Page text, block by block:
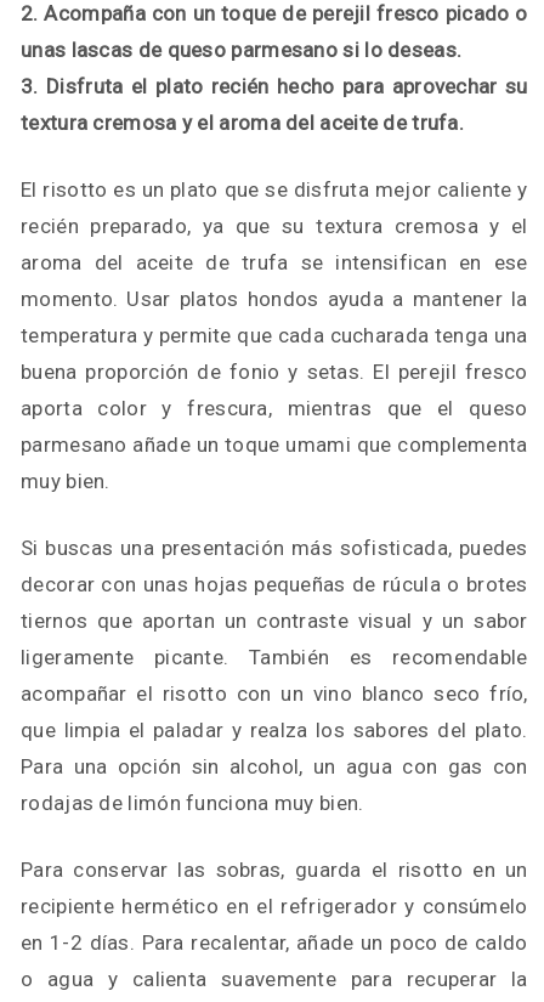
2. Acompaña con un toque de perejil fresco picado o
unas lascas de queso parmesano si lo deseas.
3. Disfruta el plato recién hecho para aprovechar su
textura cremosa y el aroma del aceite de trufa.
El risotto es un plato que se disfruta mejor caliente y
recién preparado, ya que su textura cremosa y el
aroma del aceite de trufa se intensifican en ese
momento. Usar platos hondos ayuda a mantener la
temperatura y permite que cada cucharada tenga una
buena proporción de fonio y setas. El perejil fresco
aporta color y frescura, mientras que el queso
parmesano añade un toque umami que complementa
muy bien.
Si buscas una presentación más sofisticada, puedes
decorar con unas hojas pequeñas de rúcula o brotes
tiernos que aportan un contraste visual y un sabor
ligeramente picante. También es recomendable
acompañar el risotto con un vino blanco seco frío,
que limpia el paladar y realza los sabores del plato.
Para una opción sin alcohol, un agua con gas con
rodajas de limón funciona muy bien.
Para conservar las sobras, guarda el risotto en un
recipiente hermético en el refrigerador y consúmelo
en 1-2 días. Para recalentar, añade un poco de caldo
o agua y calienta suavemente para recuperar la